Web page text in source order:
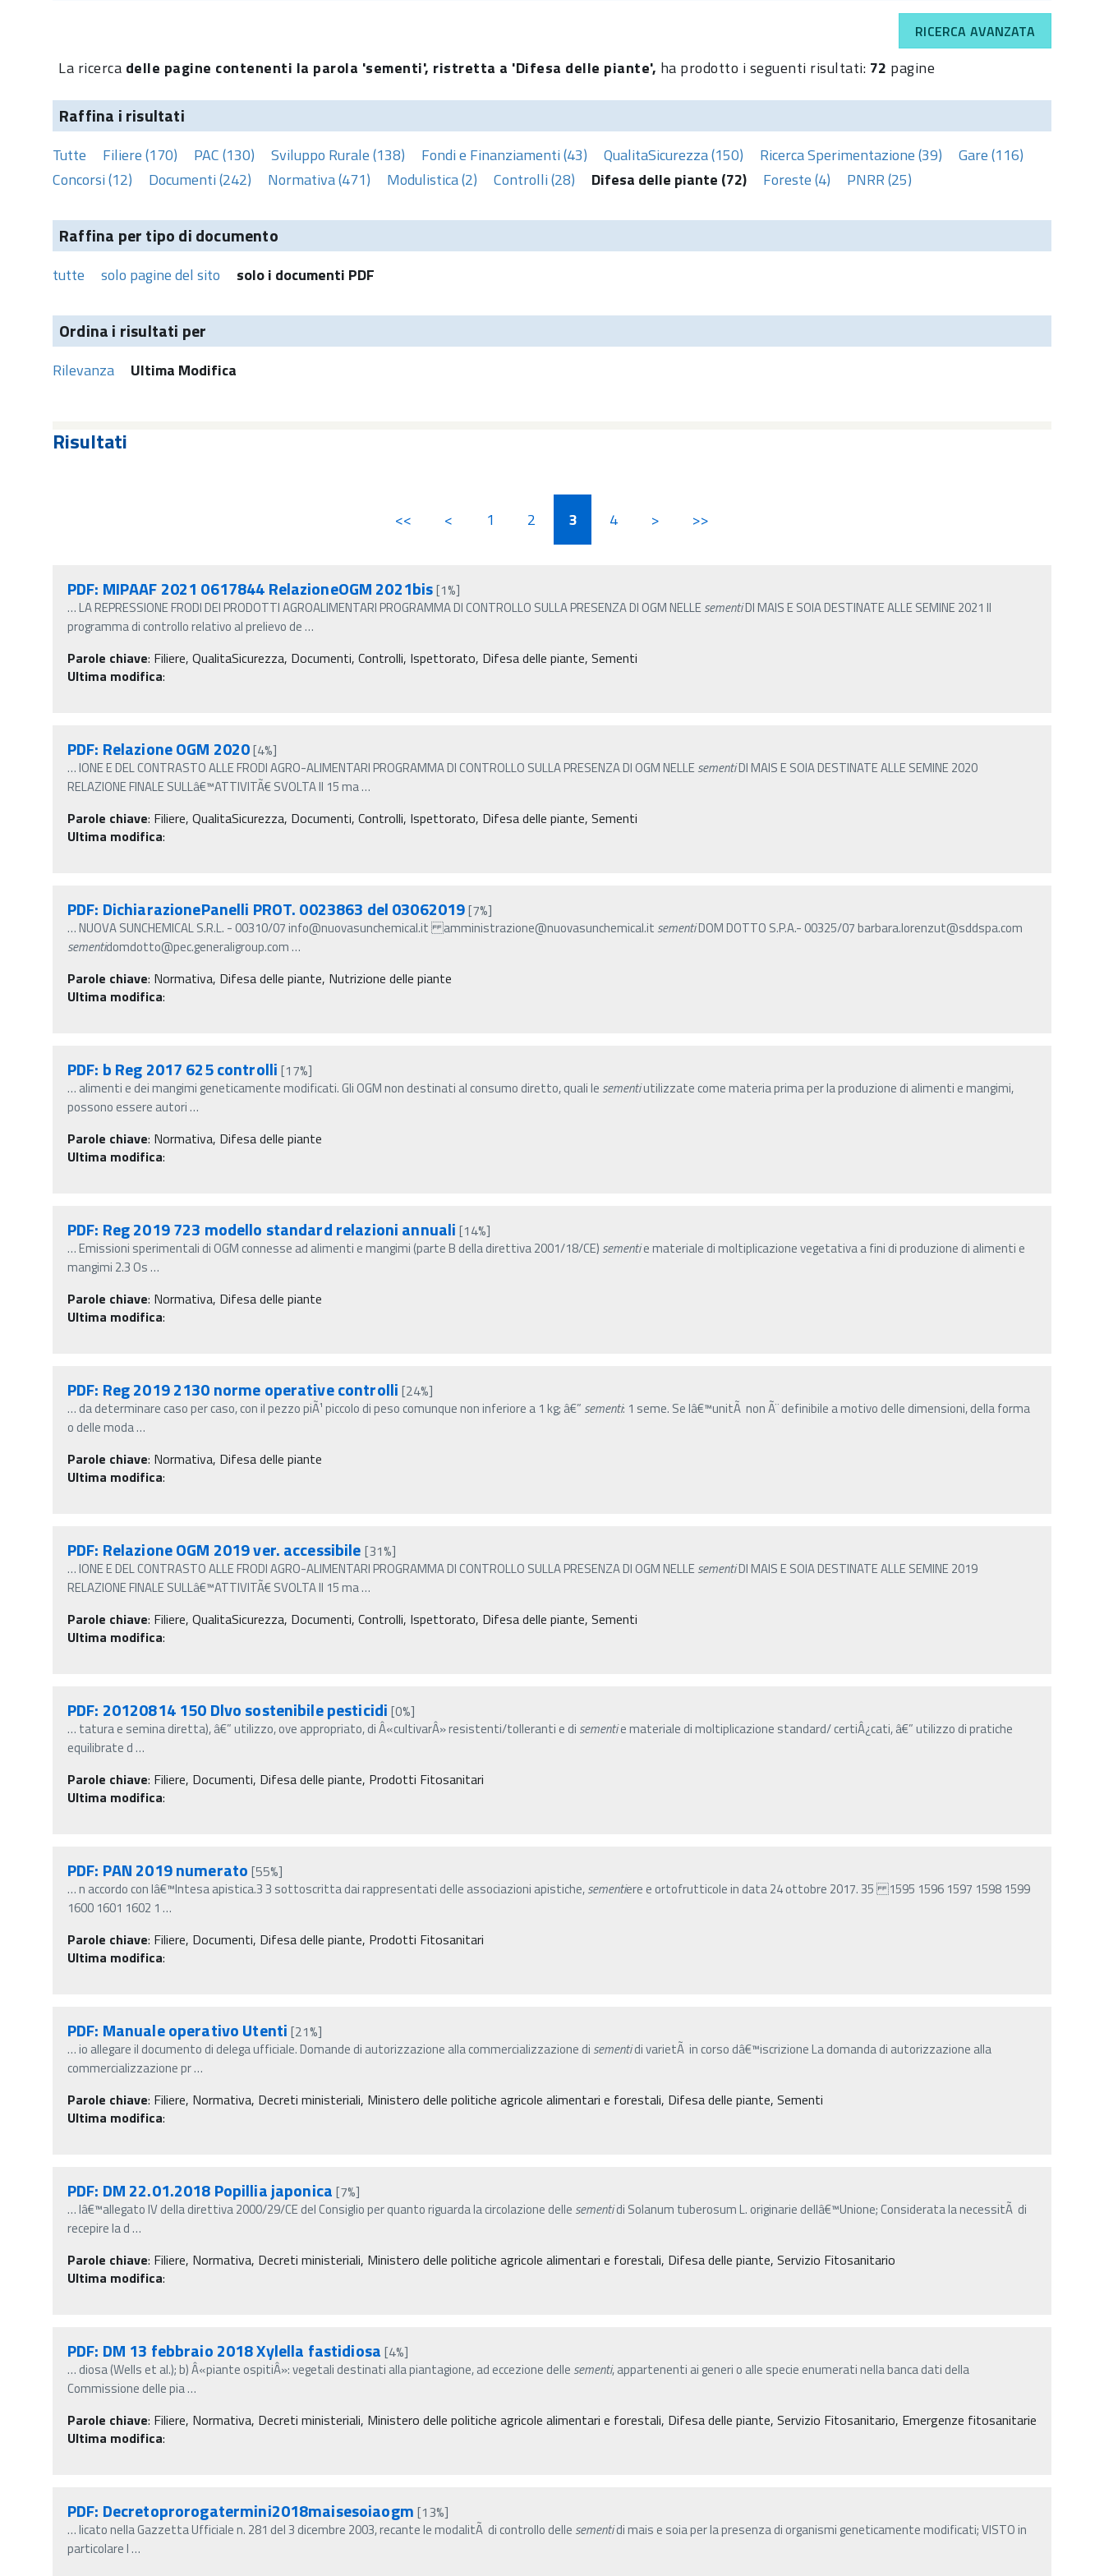
RICERCA AVANZATA
La ricerca delle pagine contenenti la parola 'sementi', ristretta a 'Difesa delle piante', ha prodotto i seguenti risultati: 72 pagine
Raffina i risultati
Tutte Filiere (170) PAC (130) Sviluppo Rurale (138) Fondi e Finanziamenti (43) QualitaSicurezza (150) Ricerca Sperimentazione (39)
Gare (116)
Concorsi (12)
Documenti (242) Normativa (471) Modulistica (2) Controlli (28) Difesa delle piante (72) Foreste (4) PNRR (25)
Raffina per tipo di documento
tutte solo pagine del sito solo i documenti PDF
Ordina i risultati per
Rilevanza Ultima Modifica
Risultati
<< < 1 2 3 4 > >>
PDF: MIPAAF 2021 0617844 RelazioneOGM 2021bis[1%]
…LA REPRESSIONE FRODI DEI PRODOTTI AGROALIMENTARI PROGRAMMA DI CONTROLLO SULLA PRESENZA DI OGM NELLE sementiDI MAIS E SOIA DESTINATE ALLE SEMINE 2021 Il
programma di controllo relativo al prelievo de…
Parole chiave: Filiere, QualitaSicurezza, Documenti, Controlli, Ispettorato, Difesa delle piante, Sementi
Ultima modifica:
PDF: Relazione OGM 2020[4%]
…IONE E DEL CONTRASTO ALLE FRODI AGRO-ALIMENTARI PROGRAMMA DI CONTROLLO SULLA PRESENZA DI OGM NELLE sementiDI MAIS E SOIA DESTINATE ALLE SEMINE 2020
RELAZIONE FINALE SULLâ€™ATTIVITÃ€ SVOLTA Il 15 ma…
Parole chiave: Filiere, QualitaSicurezza, Documenti, Controlli, Ispettorato, Difesa delle piante, Sementi
Ultima modifica:
PDF: DichiarazionePanelli PROT. 0023863 del 03062019[7%]
…NUOVA SUNCHEMICAL S.R.L. - 00310/07 info@nuovasunchemical.it amministrazione@nuovasunchemical.it sementiDOM DOTTO S.P.A.- 00325/07 barbara.lorenzut@sddspa.com
sementidomdotto@pec.generaligroup.com…
Parole chiave: Normativa, Difesa delle piante, Nutrizione delle piante
Ultima modifica:
PDF: b Reg 2017 625 controlli [17%]
… alimenti e dei mangimi geneticamente modificati. Gli OGM non destinati al consumo diretto, quali le sementiutilizzate come materia prima per la produzione di alimenti e mangimi,
possono essere autori…
Parole chiave: Normativa, Difesa delle piante
Ultima modifica:
PDF: Reg 2019 723 modello standard relazioni annuali [14%]
…Emissioni sperimentali di OGM connesse ad alimenti e mangimi (parte B della direttiva 2001/18/CE) sementie materiale di moltiplicazione vegetativa a fini di produzione di alimenti e
mangimi 2.3 Os…
Parole chiave: Normativa, Difesa delle piante
Ultima modifica:
PDF: Reg 2019 2130 norme operative controlli [24%]
…da determinare caso per caso, con il pezzo piÃ¹ piccolo di peso comunque non inferiore a 1 kg; â€” sementi: 1 seme. Se lâ€™unitÃ non Ã¨ definibile a motivo delle dimensioni, della forma
o delle moda…
Parole chiave: Normativa, Difesa delle piante
Ultima modifica:
PDF: Relazione OGM 2019 ver. accessibile [31%]
…IONE E DEL CONTRASTO ALLE FRODI AGRO-ALIMENTARI PROGRAMMA DI CONTROLLO SULLA PRESENZA DI OGM NELLE sementiDI MAIS E SOIA DESTINATE ALLE SEMINE 2019
RELAZIONE FINALE SULLâ€™ATTIVITÃ€ SVOLTA Il 15 ma…
Parole chiave: Filiere, QualitaSicurezza, Documenti, Controlli, Ispettorato, Difesa delle piante, Sementi
Ultima modifica:
PDF: 20120814 150 Dlvo sostenibile pesticidi [0%]
… tatura e semina diretta), â€” utilizzo, ove appropriato, di Â«cultivarÂ» resistenti/tolleranti e di sementie materiale di moltiplicazione standard/ certiÂ¿cati, â€” utilizzo di pratiche
equilibrate d…
Parole chiave: Filiere, Documenti, Difesa delle piante, Prodotti Fitosanitari
Ultima modifica:
PDF: PAN 2019 numerato [55%]
…n accordo con lâ€™Intesa apistica.3 3 sottoscritta dai rappresentati delle associazioni apistiche,sementiere e ortofrutticole in data 24 ottobre 2017. 35 1595 1596 1597 1598 1599
1600 1601 1602 1 …
Parole chiave: Filiere, Documenti, Difesa delle piante, Prodotti Fitosanitari
Ultima modifica:
PDF: Manuale operativo Utenti [21%]
…io allegare il documento di delega ufficiale. Domande di autorizzazione alla commercializzazione di sementidi varietÃ in corso dâ€™iscrizione La domanda di autorizzazione alla
commercializzazione pr…
Parole chiave: Filiere, Normativa, Decreti ministeriali, Ministero delle politiche agricole alimentari e forestali, Difesa delle piante, Sementi
Ultima modifica:
PDF: DM 22.01.2018 Popillia japonica [7%]
…lâ€™allegato IV della direttiva 2000/29/CE del Consiglio per quanto riguarda la circolazione delle sementidi Solanum tuberosum L. originarie dellâ€™Unione; Considerata la necessitÃ di
recepire la d…
Parole chiave: Filiere, Normativa, Decreti ministeriali, Ministero delle politiche agricole alimentari e forestali, Difesa delle piante, Servizio Fitosanitario
Ultima modifica:
PDF: DM 13 febbraio 2018 Xylella fastidiosa [4%]
…diosa (Wells et al.); b) Â«piante ospitiÂ»: vegetali destinati alla piantagione, ad eccezione delle sementi, appartenenti ai generi o alle specie enumerati nella banca dati della
Commissione delle pia…
Parole chiave: Filiere, Normativa, Decreti ministeriali, Ministero delle politiche agricole alimentari e forestali, Difesa delle piante, Servizio Fitosanitario, Emergenze fitosanitarie
Ultima modifica:
PDF: Decretoprorogatermini2018maisesoiaogm [13%]
…licato nella Gazzetta Ufficiale n. 281 del 3 dicembre 2003, recante le modalitÃ di controllo delle sementidi mais e soia per la presenza di organismi geneticamente modificati; VISTO in
particolare l…